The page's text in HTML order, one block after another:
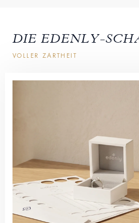
DIE EDENLY-
VOLLER ZARTHEIT